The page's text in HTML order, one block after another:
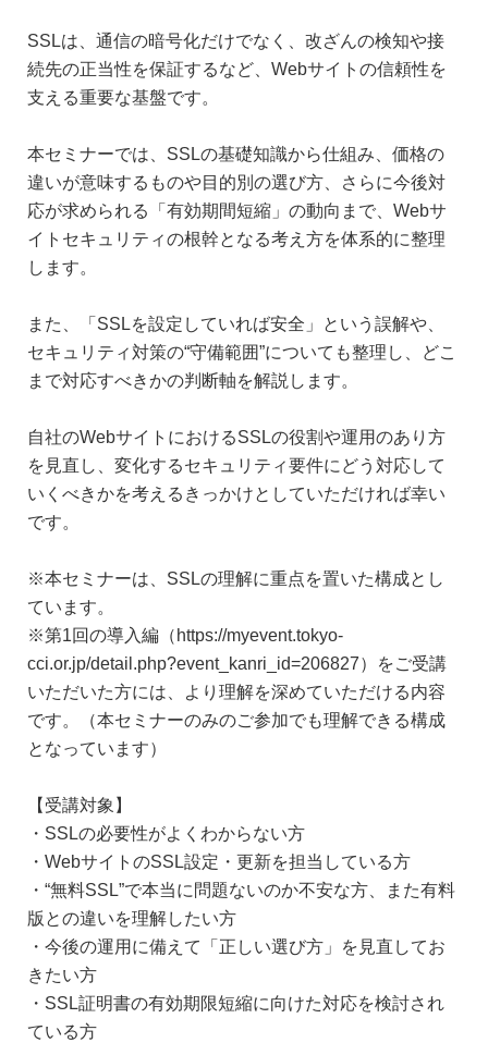
SSLは、通信の暗号化だけでなく、改ざんの検知や接
続先の正当性を保証するなど、Webサイトの信頼性を
支える重要な基盤です。
本セミナーでは、SSLの基礎知識から仕組み、価格の
違いが意味するものや目的別の選び方、さらに今後対
応が求められる「有効期間短縮」の動向まで、Webサ
イトセキュリティの根幹となる考え方を体系的に整理
します。
また、「SSLを設定していれば安全」という誤解や、
セキュリティ対策の“守備範囲”についても整理し、どこ
まで対応すべきかの判断軸を解説します。
自社のWebサイトにおけるSSLの役割や運用のあり方
を見直し、変化するセキュリティ要件にどう対応して
いくべきかを考えるきっかけとしていただければ幸い
です。
※本セミナーは、SSLの理解に重点を置いた構成とし
ています。
※第1回の導入編（https://myevent.tokyo-
cci.or.jp/detail.php?event_kanri_id=206827）をご受講
いただいた方には、より理解を深めていただける内容
です。（本セミナーのみのご参加でも理解できる構成
となっています）
【受講対象】
・SSLの必要性がよくわからない方
・WebサイトのSSL設定・更新を担当している方
・“無料SSL”で本当に問題ないのか不安な方、また有料
版との違いを理解したい方
・今後の運用に備えて「正しい選び方」を見直してお
きたい方
・SSL証明書の有効期限短縮に向けた対応を検討され
ている方